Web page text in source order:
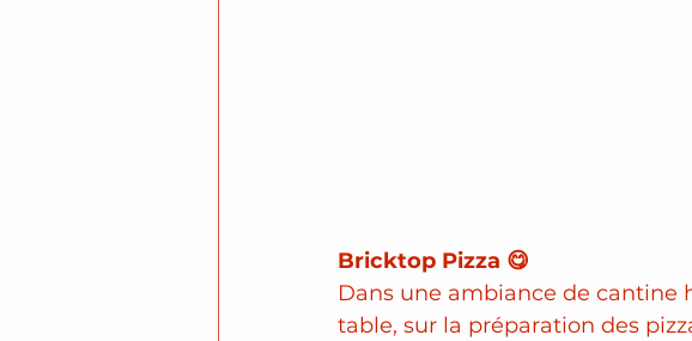
Bricktop Pizza 😋
Dans une ambiance de cantine
table, sur la préparation des